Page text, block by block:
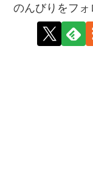
のんびりをフォ